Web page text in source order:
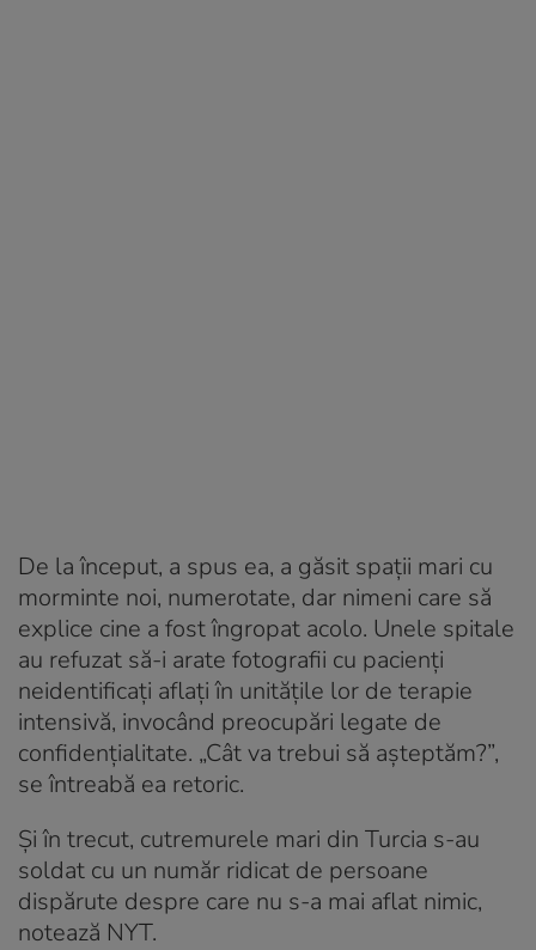
De la început, a spus ea, a găsit spații mari cu
morminte noi, numerotate, dar nimeni care să
explice cine a fost îngropat acolo. Unele spitale
au refuzat să-i arate fotografii cu pacienți
neidentificați aflați în unitățile lor de terapie
intensivă, invocând preocupări legate de
confidențialitate. „Cât va trebui să așteptăm?”,
se întreabă ea retoric.
Și în trecut, cutremurele mari din Turcia s-au
soldat cu un număr ridicat de persoane
dispărute despre care nu s-a mai aflat nimic,
notează NYT.